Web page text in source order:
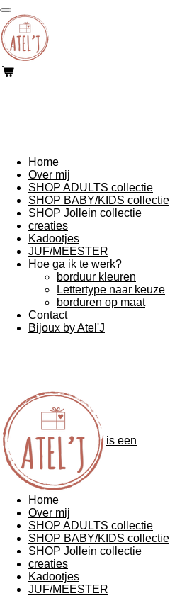
Ga
direct
naar
de
hoofdinhoud
Home
Over mij
SHOP ADULTS collectie
SHOP BABY/KIDS collectie
SHOP Jollein collectie
creaties
Kadootjes
JUF/MEESTER
Hoe ga ik te werk?
borduur kleuren
Lettertype naar keuze
borduren op maat
Contact
Bijoux by Atel'J
is een
Home
Over mij
SHOP ADULTS collectie
SHOP BABY/KIDS collectie
SHOP Jollein collectie
creaties
Kadootjes
JUF/MEESTER